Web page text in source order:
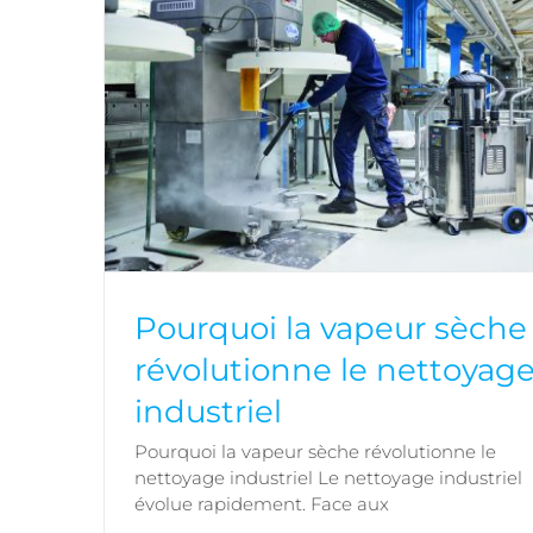
Pourquoi la vapeur sèche révolutionne le
nettoyage industriel
Pourquoi la vapeur sèche
révolutionne le
industriel
Pourquoi la vapeur sèche révolutionne le
nettoyage industriel Le nettoyage industriel
évolue rapidement. Face aux